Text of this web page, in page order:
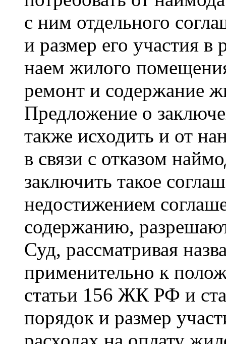
с ним отдельного
и размер его участия в
наем жилого
ремонт и содержание
Предложение о
также исходить и от
в связи с отказом
заключить такое
недостижением
содержанию,
Суд, рассматривая
применительно к
статьи 156 ЖК РФ и
порядок и размер